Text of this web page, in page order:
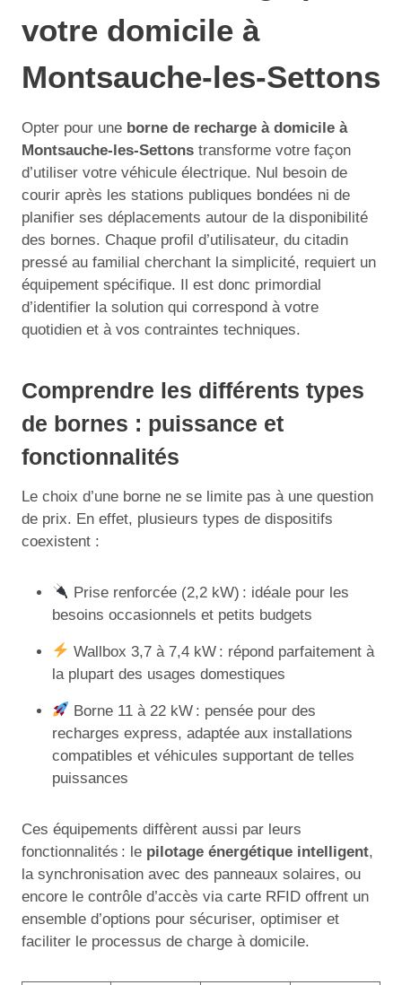
votre domicile à
Montsauche-les-Settons
Opter pour une borne de recharge à domicile à
Montsauche-les-Settons transforme votre façon
d’utiliser votre véhicule électrique. Nul besoin de
courir après les stations publiques bondées ni de
planifier ses déplacements autour de la disponibilité
des bornes. Chaque profil d’utilisateur, du citadin
pressé au familial cherchant la simplicité, requiert un
équipement spécifique. Il est donc primordial
d’identifier la solution qui correspond à votre
quotidien et à vos contraintes techniques.
Comprendre les différents types
de bornes : puissance et
fonctionnalités
Le choix d’une borne ne se limite pas à une question
de prix. En effet, plusieurs types de dispositifs
coexistent :
Prise renforcée (2,2 kW) : idéale pour les
besoins occasionnels et petits budgets
Wallbox 3,7 à 7,4 kW : répond parfaitement à
la plupart des usages domestiques
Borne 11 à 22 kW : pensée pour des
recharges express, adaptée aux installations
compatibles et véhicules supportant de telles
puissances
Ces équipements diffèrent aussi par leurs
fonctionnalités : le pilotage énergétique intelligent,
la synchronisation avec des panneaux solaires, ou
encore le contrôle d’accès via carte RFID offrent un
ensemble d’options pour sécuriser, optimiser et
faciliter le processus de charge à domicile.